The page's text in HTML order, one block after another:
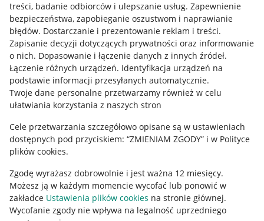
treści, badanie odbiorców i ulepszanie usług. Zapewnienie
bezpieczeństwa, zapobieganie oszustwom i naprawianie
błędów. Dostarczanie i prezentowanie reklam i treści.
Zapisanie decyzji dotyczących prywatności oraz informowanie
o nich. Dopasowanie i łączenie danych z innych źródeł.
Łączenie różnych urządzeń. Identyfikacja urządzeń na
podstawie informacji przesyłanych automatycznie.
Twoje dane personalne przetwarzamy również w celu
ułatwiania korzystania z naszych stron
Cele przetwarzania szczegółowo opisane są w ustawieniach
dostępnych pod przyciskiem: “ZMIENIAM ZGODY” i w Polityce
plików cookies.
Zgodę wyrażasz dobrowolnie i jest ważna 12 miesięcy.
Możesz ją w każdym momencie wycofać lub ponowić w
zakładce Ustawienia plików cookies na stronie głównej.
Wycofanie zgody nie wpływa na legalność uprzedniego
Mapa miejscowości
Informacje prawne
Regulamin
Polityka plików "cookies"
Ustawienia plików "cookies"
Udostępnianie lokalizacji
Informacje dla Aktu o Usługach Cyfrowych
Pobierz aplikację